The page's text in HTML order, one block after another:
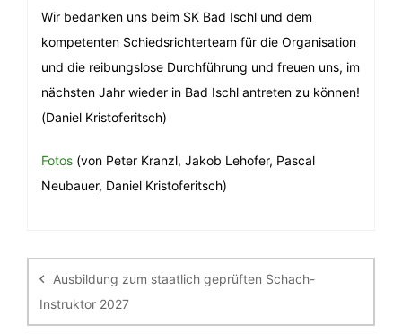
Wir bedanken uns beim SK Bad Ischl und dem
kompetenten Schiedsrichterteam für die Organisation
und die reibungslose Durchführung und freuen uns, im
nächsten Jahr wieder in Bad Ischl antreten zu können!
(Daniel Kristoferitsch)
Fotos (von Peter Kranzl, Jakob Lehofer, Pascal
Neubauer, Daniel Kristoferitsch)
Ausbildung zum staatlich geprüften Schach-
Instruktor 2027